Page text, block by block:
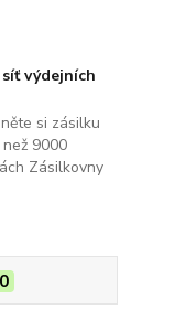
výdejních
si zásilku
9000
Zásilkovny
0